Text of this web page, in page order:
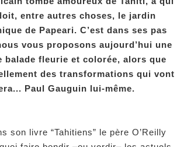
entre autres choses, le jardin
de Papeari. C’est dans ses pas
vous proposons aujourd’hui une
balade fleurie et colorée, alors que
des transformations qui vont
Paul Gauguin lui-même.
son livre “Tahitiens” le père O’Reilly